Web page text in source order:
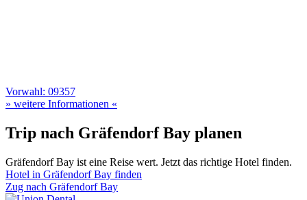
Vorwahl: 09357
» weitere Informationen «
Trip nach Gräfendorf Bay planen
Gräfendorf Bay ist eine Reise wert. Jetzt das richtige Hotel finden.
Hotel in Gräfendorf Bay finden
Zug nach Gräfendorf Bay